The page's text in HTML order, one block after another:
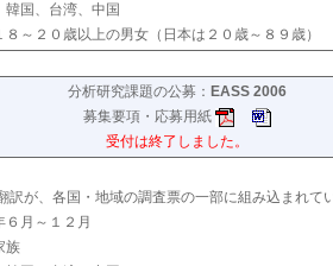
国、台湾、中国
～２０歳以上の男女（日本は２０歳～８９歳）
分析研究課題の公募： EASS 2006
募集要項・応募用紙
受付は終了しました。
訳が、各国・地域の調査票の一部に組み込まれて
月～１２月
族